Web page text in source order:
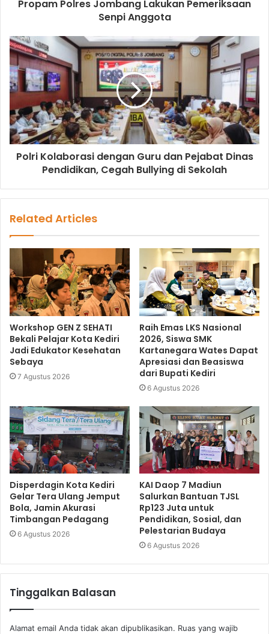
Propam Polres Jombang Lakukan Pemeriksaan
Senpi Anggota
Polri Kolaborasi dengan Guru dan Pejabat Dinas
Pendidikan, Cegah Bullying di Sekolah
Related Articles
Workshop GEN Z SEHATI
Bekali Pelajar Kota Kediri
Jadi Edukator Kesehatan
Sebaya
7 Agustus 2026
Raih Emas LKS Nasional
2026, Siswa SMK
Kartanegara Wates Dapat
Apresiasi dan Beasiswa
dari Bupati Kediri
6 Agustus 2026
Disperdagin Kota Kediri
Gelar Tera Ulang Jemput
Bola, Jamin Akurasi
Timbangan Pedagang
6 Agustus 2026
KAI Daop 7 Madiun
Salurkan Bantuan TJSL
Rp123 Juta untuk
Pendidikan, Sosial, dan
Pelestarian Budaya
6 Agustus 2026
Tinggalkan Balasan
Alamat email Anda tidak akan dipublikasikan. Ruas yang wajib